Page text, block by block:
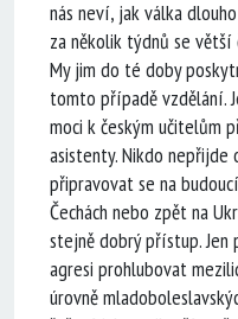
nás neví, jak válka
za několik týdnů se větší
My jim do té doby
tomto případě vzdělání.
moci k českým učitelům
asistenty. Nikdo nepřijde
připravovat se na
Čechách nebo zpět na
stejně dobrý přístup. Jen
agresi prohlubovat
úrovně